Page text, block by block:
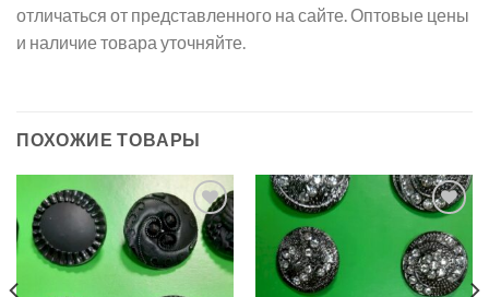
отличаться от представленного на сайте. Оптовые цены
и наличие товара уточняйте.
ПОХОЖИЕ ТОВАРЫ
Добавить
в список
желаний
Добавить
в список
желаний